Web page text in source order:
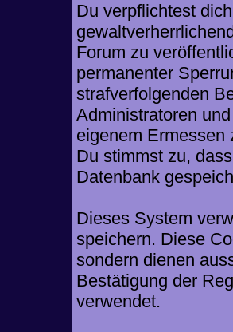
Du verpflichtest
Forum zu
permanenter
strafverfolgenden
Administratoren
eigenem Ermessen
Du stimmst zu,
Datenbank
Dieses System
speichern. Diese
sondern dienen
Bestätigung der
verwendet.